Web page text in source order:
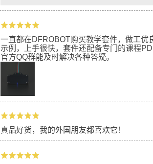
一直都在DFROBOT购买教学套件，做工
示例，上手很快，套件还配备专门的课程
官方QQ群能及时解决各种答疑。
真品好货，我的外国朋友都喜欢它！